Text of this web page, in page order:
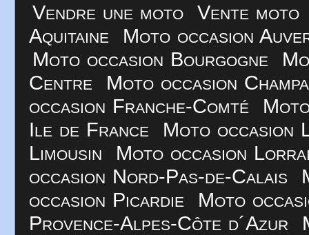
Vendre une moto
Vente moto
Aquitaine
Moto occasion
Moto occasion Bourgogne
Centre
Moto occasion
occasion Franche-Comté
Ile de France
Moto occasion
Limousin
Moto occasion
occasion Nord-Pas-de-Calais
occasion Picardie
Moto
Provence-Alpes-Côte d´Azur